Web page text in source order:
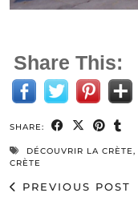
Share This:
SHARE:
DÉCOUVRIR LA CRÈTE,
CRÈTE
PREVIOUS POST